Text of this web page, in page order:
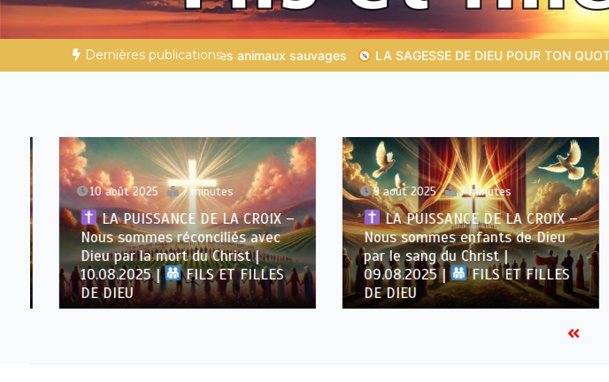
Dernières publications
sauvages LA SAGESSE DE DIEU POUR TON QUOTIDIEN | Thème 1 : La crainte du Seigneur |
10 août 2025 7 minutes
LA PUISSANCE DE LA CROIX –
Nous sommes réconciliés avec
Dieu par la mort du Christ |
10.08.2025 |
FILS ET FILLES
DE DIEU
9 août 2025 7 minutes
LA PUISSANCE DE LA CROIX –
Nous sommes enfants de Dieu
par le sang du Christ |
09.08.2025 |
FILS ET FILLES
DE DIEU